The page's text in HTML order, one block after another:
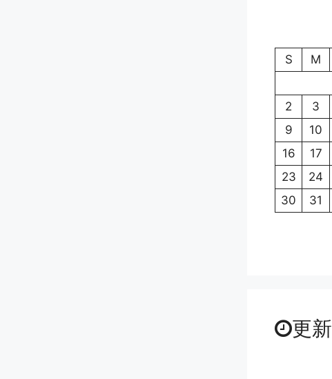
S
M
2
3
9
10
16
17
23
24
30
31
更新